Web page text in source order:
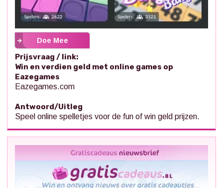
Doe Mee
Prijsvraag / link:
Win en verdien geld met online games op
Eazegames
Eazegames.com
Antwoord/Uitleg
Speel online spelletjes voor de fun of win geld prijzen.